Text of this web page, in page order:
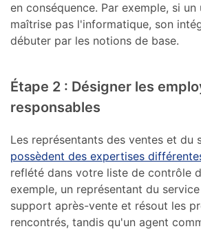
en conséquence. Par exemple, si
maîtrise pas l'informatique, son
débuter par les notions de base.
Étape 2 : Désigner les
responsables
Les représentants des ventes et du
possèdent des expertises
reflété dans votre liste de contrôle
exemple, un représentant du
support après-vente et résout les
rencontrés, tandis qu'un agent